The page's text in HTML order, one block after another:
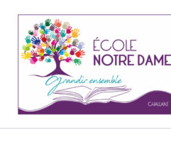
contenu